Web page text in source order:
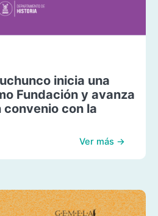
inicia una
Fundación y avanza
convenio con la
Ver más →